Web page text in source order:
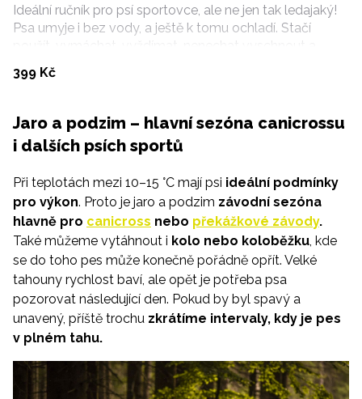
Ideální ručník pro psí sportovce, ale ne jen tak ledajaký!
Psa umyje i bez vody, a ještě k tomu ochladí. Stačí
použít, vymáchat, vyždímat, nenechat vyschnout a
takhle pořád dokola.
399 Kč
Jaro a podzim – hlavní sezóna canicrossu
i dalších psích sportů
Při teplotách mezi 10–15 °C mají psi ideální podmínky
pro výkon. Proto je jaro a podzim závodní sezóna
hlavně pro canicross nebo překážkové závody.
Také můžeme vytáhnout i kolo nebo koloběžku, kde
se do toho pes může konečně pořádně opřít. Velké
tahouny rychlost baví, ale opět je potřeba psa
pozorovat následující den. Pokud by byl spavý a
unavený, příště trochu zkrátíme intervaly, kdy je pes
v plném tahu.